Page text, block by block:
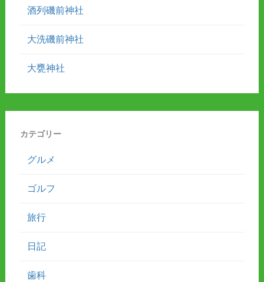
酒列磯前神社
大洗磯前神社
大甕神社
カテゴリー
グルメ
ゴルフ
旅行
日記
歯科